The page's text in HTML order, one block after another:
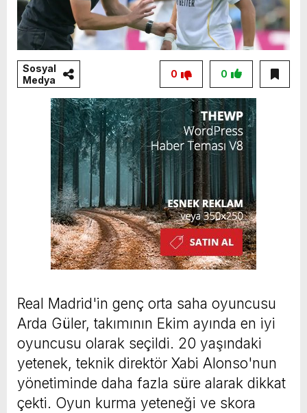
Sosyal
Medya
0
0
Real Madrid'in genç orta saha oyuncusu
Arda Güler, takımının Ekim ayında en iyi
oyuncusu olarak seçildi. 20 yaşındaki
yetenek, teknik direktör Xabi Alonso'nun
yönetiminde daha fazla süre alarak dikkat
çekti. Oyun kurma yeteneği ve skora